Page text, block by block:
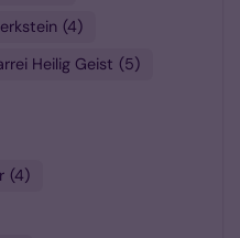
4
Heilig Geist 5
4